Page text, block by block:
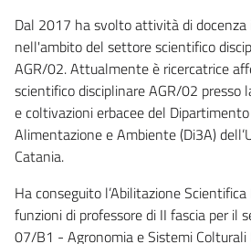
Dal 2017 ha svolto attività di docenza
nell'ambito del settore scientifico
AGR/02. Attualmente è ricercatrice
scientifico disciplinare AGR/02 presso
e coltivazioni erbacee del
Alimentazione e Ambiente (Di3A)
Catania.
Ha conseguito l’Abilitazione
funzioni di professore di II fascia per il
07/B1 - Agronomia e Sistemi Colturali